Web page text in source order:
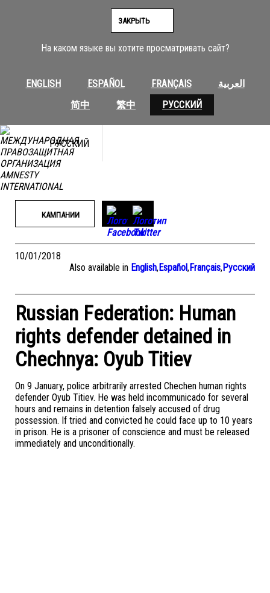
На каком языке вы хотите просматривать сайт?
ENGLISH ESPAÑOL FRANÇAIS
العربية
简中
繁中 РУССКИЙ
ЗАКРЫТЬ
РУССКИЙ
КАМПАНИИ
10/01/2018
Also available in English,Español,Français,Русский
Russian Federation: Human
rights defender detained in
Chechnya: Oyub Titiev
On 9 January, police arbitrarily arrested Chechen human rights
defender Oyub Titiev. He was held incommunicado for several
hours and remains in detention falsely accused of drug
possession. If tried and convicted he could face up to 10 years
in prison. He is a prisoner of conscience and must be released
immediately and unconditionally.